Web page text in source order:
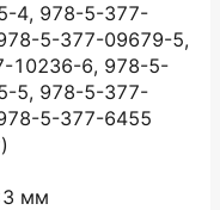
4, 978-5-377-
5-377-09679-5,
10236-6, 978-5-
5, 978-5-377-
5-377-6455
мм